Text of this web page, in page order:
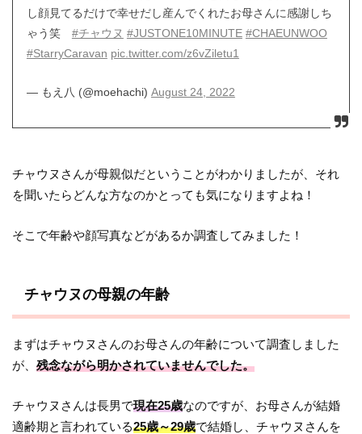
し顔見てるだけで幸せだし産んでくれたお母さんに感謝しち
ゃう笑 #チャウヌ #JUSTONE10MINUTE #CHAEUNWOO
#StarryCaravan pic.twitter.com/z6vZiletu1
— もえ八 (@moehachi) August 24, 2022
チャウヌさんが母親似だということがわかりましたが、それ
を聞いたらどんな方なのかとっても気になりますよね！
そこで年齢や顔写真などがあるか調査してみました！
チャウヌの母親の年齢
まずはチャウヌさんのお母さんの年齢について調査しました
が、残念ながら明かされていませんでした。
チャウヌさんは長男で現在25歳なのですが、お母さんが結婚
適齢期と言われている25歳～29歳で結婚し、チャウヌさんを